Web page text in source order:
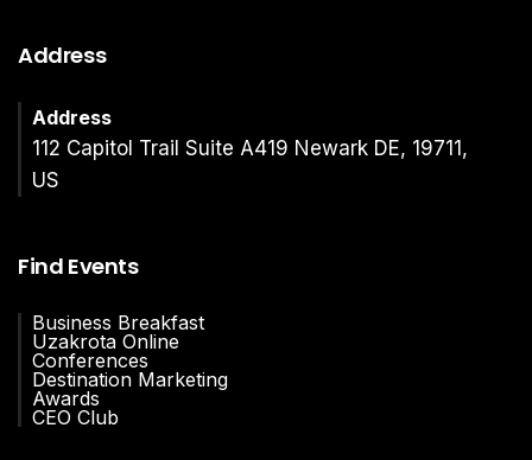
Address
Address
112 Capitol Trail Suite A419 Newark DE, 19711,
US
Find Events
Business Breakfast
Uzakrota Online
Conferences
Destination Marketing
Awards
CEO Club